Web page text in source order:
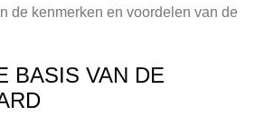
de kenmerken en voordelen van de
BASIS VAN DE